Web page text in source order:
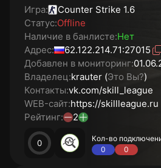
Игра:
Counter Strike 1.6
Статус:Offline
Наличие в банлисте:Нет
Адрес:
62.122.214.71:27015
Добавлен в мониторинг:
Владелец:krauter (Это Вы?)
Контакты:vk.com/skill_league
WEB-сайт:https://skillleague.ru
Рейтинг:
2
0
Кол-во
0
0